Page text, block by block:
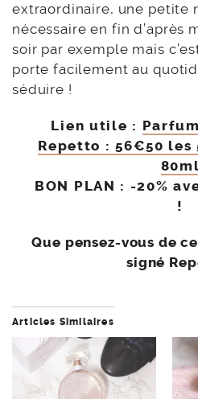
extraordinaire, une petite
nécessaire en fin d’après
soir par exemple mais
porte facilement au
séduire !
Lien utile :
Repetto : 56€50 les
80ml
BON PLAN : -20%
!
Que pensez-vous de
signé
Articles Similaires